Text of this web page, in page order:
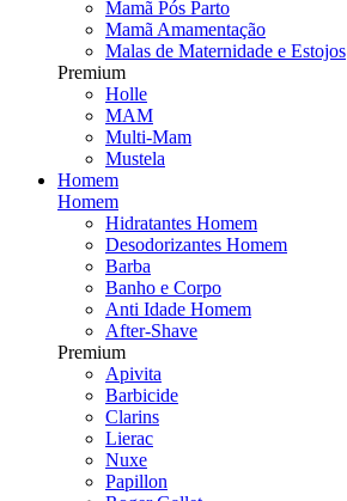
Mamã Pós Parto
Mamã Amamentação
Malas de Maternidade e Estojos
Premium
Holle
MAM
Multi-Mam
Mustela
Homem
Homem
Hidratantes Homem
Desodorizantes Homem
Barba
Banho e Corpo
Anti Idade Homem
After-Shave
Premium
Apivita
Barbicide
Clarins
Lierac
Nuxe
Papillon